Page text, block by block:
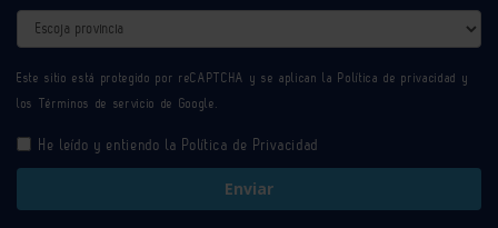
Provincia
Este sitio está protegido por reCAPTCHA y se aplican laPolítica de privacidad y
los Términos de servicio de Google.
He leído y entiendo la Política de Privacidad
Enviar